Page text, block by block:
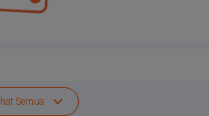
perjalanan, sebagai suatu ketetapan
Maha Mengetahui lagi Maha Bijaksana.
dana zakat di distribusikan kedalam
Semua